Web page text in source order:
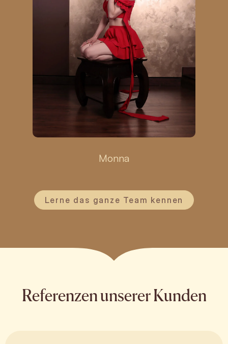
Monna
Lerne das ganze Team kennen
Referenzen unserer Kunden